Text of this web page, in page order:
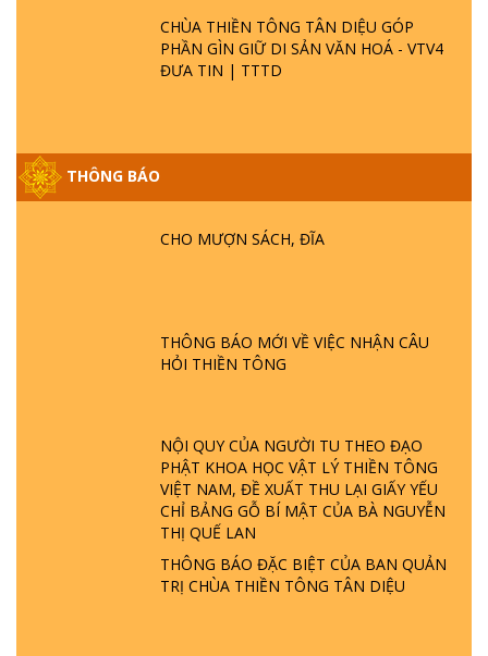
CHÙA THIỀN TÔNG TÂN DIỆU GÓP
PHẦN GÌN GIỮ DI SẢN VĂN HOÁ - VTV4
ĐƯA TIN | TTTD
THÔNG BÁO
CHO MƯỢN SÁCH, ĐĨA
THÔNG BÁO MỚI VỀ VIỆC NHẬN CÂU
HỎI THIỀN TÔNG
NỘI QUY CỦA NGƯỜI TU THEO ĐẠO
PHẬT KHOA HỌC VẬT LÝ THIỀN TÔNG
VIỆT NAM, ĐỀ XUẤT THU LẠI GIẤY YẾU
CHỈ BẢNG GỖ BÍ MẬT CỦA BÀ NGUYỄN
THỊ QUẾ LAN
THÔNG BÁO ĐẶC BIỆT CỦA BAN QUẢN
TRỊ CHÙA THIỀN TÔNG TÂN DIỆU
GIẢI ĐÁP ĐẶC BIỆT P25 - SUỐT 49 NĂM
PHẬT KHÔNG NÓI? HỘI LONG HOA LÀ
HỘI GÌ? TỬ VÌ ĐẠO
PHẬT GIỚI CÓ THỜI GIAN KHÔNG? |
TTTD
LÀ AI? QUỶ SA TĂNG? | TTTD
GIẢI ĐÁP THIỀN TÔNG ĐẶC BIỆT P22 - TẠI
SAO TRÁI ĐẤT NHIỀU THIÊN TAI - LŨ LỤT
- HỎA HOẠN | TTTD
GIẢI ĐÁP THIỀN TÔNG ĐẶC BIỆT P21 - TẠI